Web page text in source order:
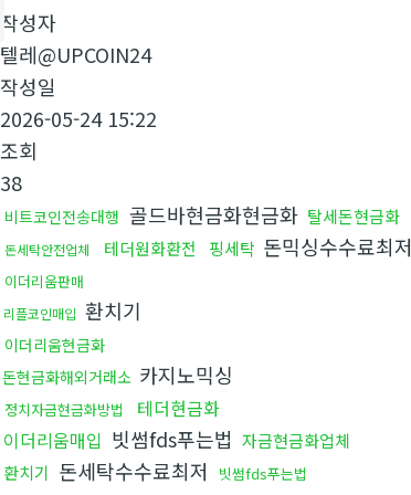
작성자
텔레@UPCOIN24
작성일
2026-05-24 15:22
조회
38
비트코인전송대행 골드바현금화현금화 탈세돈현금화
돈세탁안전업체 테더원화환전 핑세탁 돈믹싱수수료최저
이더리움판매
리플코인매입 환치기
이더리움현금화
돈현금화해외거래소 카지노믹싱
정치자금현금화방법
테더현금화
이더리움매입 빗썸fds푸는법 자금현금화업체
환치기 돈세탁수수료최저 빗썸fds푸는법